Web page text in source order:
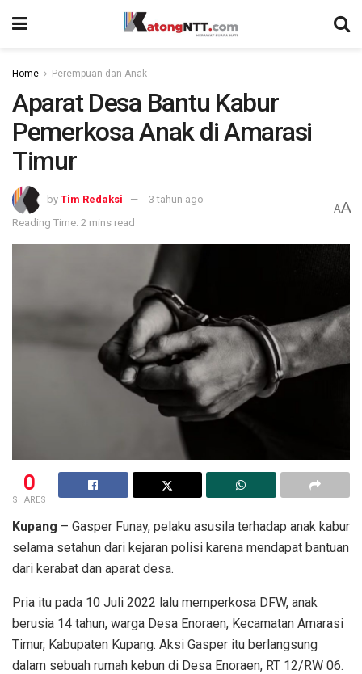
Home Perempuan dan Anak
Aparat Desa Bantu Kabur
Pemerkosa Anak di Amarasi
Timur
by Tim Redaksi
3 tahun ago
Reading Time: 2 mins read
AA
0
SHARES
Kupang – Gasper Funay, pelaku asusila terhadap anak kabur
selama setahun dari kejaran polisi karena mendapat bantuan
dari kerabat dan aparat desa.
Pria itu pada 10 Juli 2022 lalu memperkosa DFW, anak
berusia 14 tahun, warga Desa Enoraen, Kecamatan Amarasi
Timur, Kabupaten Kupang. Aksi Gasper itu berlangsung
dalam sebuah rumah kebun di Desa Enoraen, RT 12/RW 06.